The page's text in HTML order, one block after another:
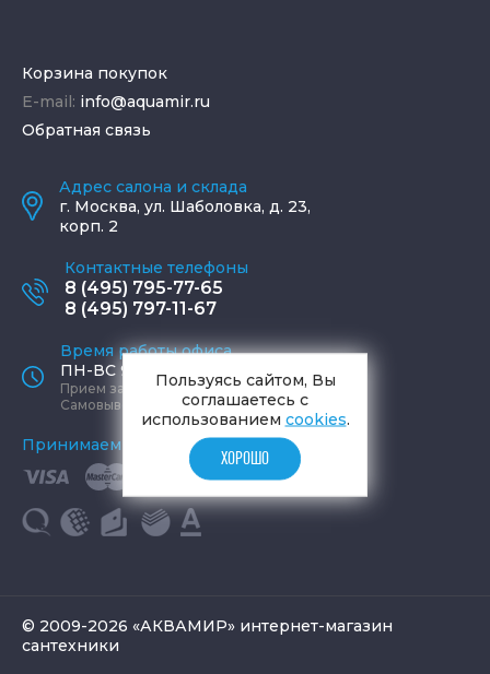
Корзина покупок
E-mail: info@aquamir.ru
Обратная связь
Адрес салона и склада
г. Москва, ул. Шаболовка, д. 23,
корп. 2
Контактные телефоны
8 (495) 795-77-65
8 (495) 797-11-67
Время работы офиса
ПН-ВС 9:00 - 19:00
Прием заказов круглосуточно
Самовывоз ПН-СБ 9-19, ВС 12-17
Принимаем к оплате
© 2009-2026 «АКВАМИР» интернет-магазин
сантехники
Пользуясь сайтом, Вы
соглашаетесь с
использованием cookies.
ХОРОШО